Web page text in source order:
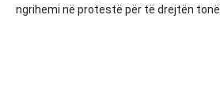
ngrihemi në protestë për të drejtën tonë